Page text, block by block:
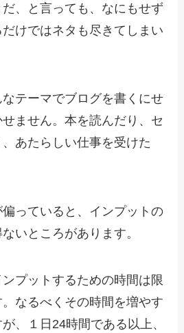
、と言っても、なにもせず
けではネタも尽きてしまい
テーマでブログを書くにせ
ません。本を読んだり、セ
あたらしい仕事を受けた
っていると、インプットの
いところがあります。
プットするための時間は限
なるべくその時間を増やす
、１日24時間である以上、